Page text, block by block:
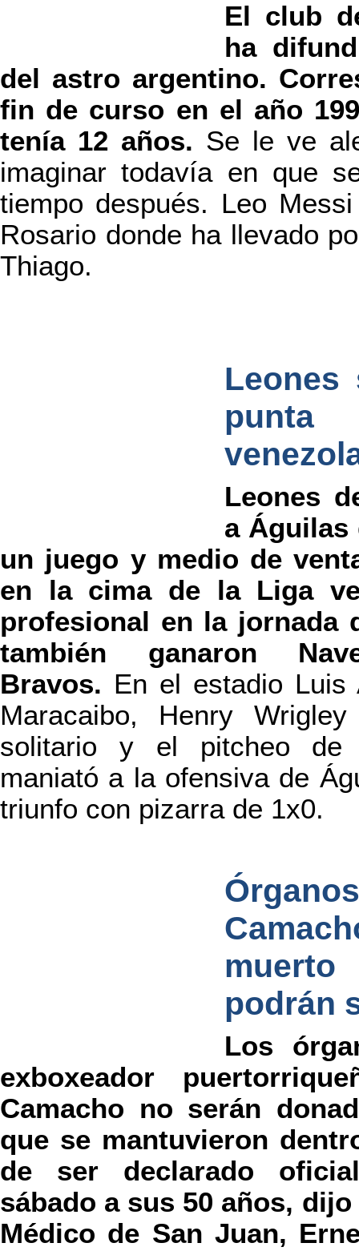
El club
ha
del astro argentino.
fin de curso en el año
tenía 12 años. Se le ve
imaginar todavía en que
tiempo después. Leo
Rosario donde ha llevado
Thiago.
Leones
Leones
a Águilas
un juego y medio de
en la cima de la Liga
profesional en la jornada
también ganaron
Bravos. En el estadio Luis
Maracaibo, Henry
solitario y el pitcheo de
maniató a la ofensiva de
triunfo con pizarra de 1x0.
muerto
podrán
Los
exboxeador
Camacho no serán
que se mantuvieron
de ser declarado
sábado a sus 50 años,
Médico de San Juan,